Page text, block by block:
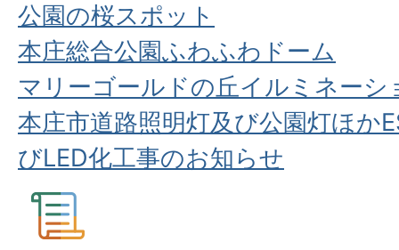
公園の桜スポット
本庄総合公園ふわふわドーム
マリーゴールドの丘イルミネーシ
本庄市道路照明灯及び公園灯ほか
びLED化工事のお知らせ